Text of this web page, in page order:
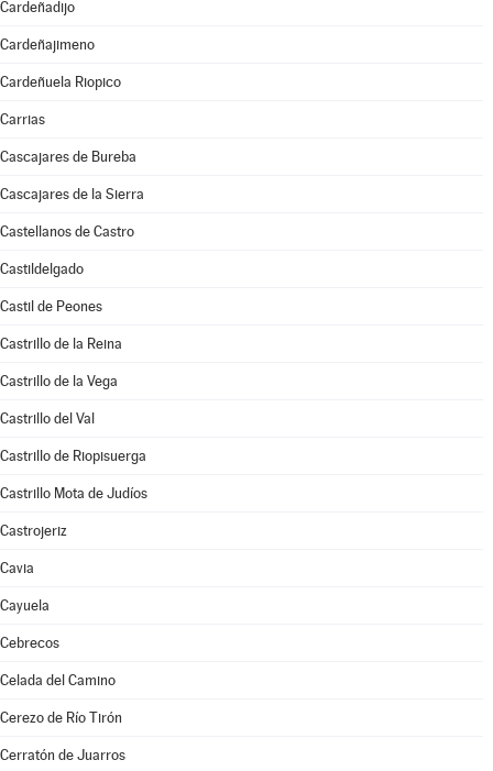
Cardeñadijo
Cardeñajimeno
Cardeñuela Riopico
Carrias
Cascajares de Bureba
Cascajares de la Sierra
Castellanos de Castro
Castildelgado
Castil de Peones
Castrillo de la Reina
Castrillo de la Vega
Castrillo del Val
Castrillo de Riopisuerga
Castrillo Mota de Judíos
Castrojeriz
Cavia
Cayuela
Cebrecos
Celada del Camino
Cerezo de Río Tirón
Cerratón de Juarros